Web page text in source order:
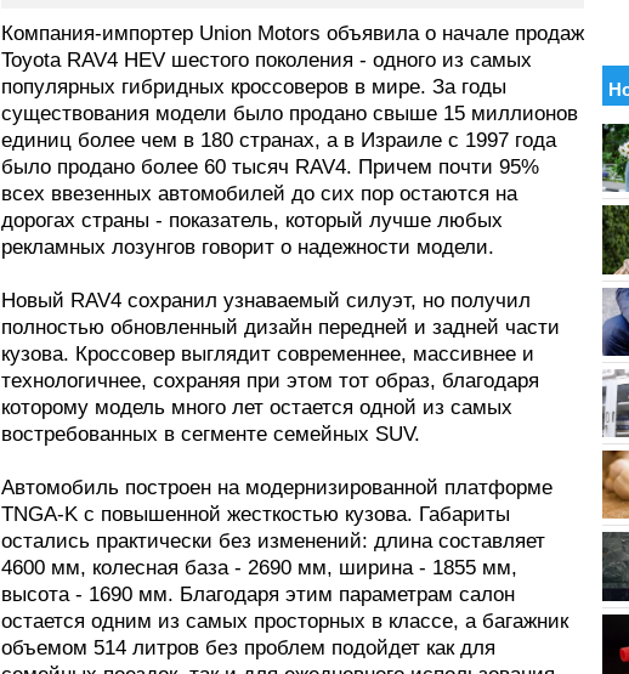
Компания-импортер Union Motors объявила о начале продаж
Toyota RAV4 HEV шестого поколения - одного из самых
популярных гибридных кроссоверов в мире. За годы
существования модели было продано свыше 15 миллионов
единиц более чем в 180 странах, а в Израиле с 1997 года
было продано более 60 тысяч RAV4. Причем почти 95%
всех ввезенных автомобилей до сих пор остаются на
дорогах страны - показатель, который лучше любых
рекламных лозунгов говорит о надежности модели.
Новый RAV4 сохранил узнаваемый силуэт, но получил
полностью обновленный дизайн передней и задней части
кузова. Кроссовер выглядит современнее, массивнее и
технологичнее, сохраняя при этом тот образ, благодаря
которому модель много лет остается одной из самых
востребованных в сегменте семейных SUV.
Автомобиль построен на модернизированной платформе
TNGA-K с повышенной жесткостью кузова. Габариты
остались практически без изменений: длина составляет
4600 мм, колесная база - 2690 мм, ширина - 1855 мм,
высота - 1690 мм. Благодаря этим параметрам салон
остается одним из самых просторных в классе, а багажник
объемом 514 литров без проблем подойдет как для